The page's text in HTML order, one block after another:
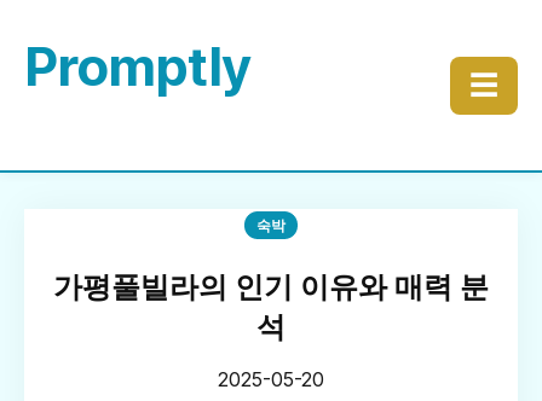
Promptly ☰
숙박
가평풀빌라의 인기 이유와 매력 분
석
2025-05-20